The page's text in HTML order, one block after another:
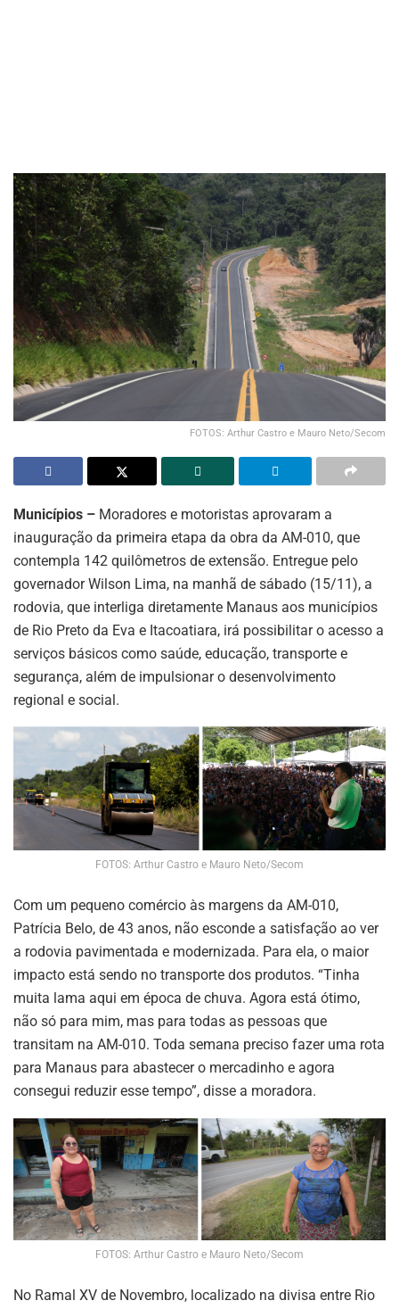
FOTOS: Arthur Castro e Mauro Neto/Secom
Municípios – Moradores e motoristas aprovaram a
inauguração da primeira etapa da obra da AM-010, que
contempla 142 quilômetros de extensão. Entregue pelo
governador Wilson Lima, na manhã de sábado (15/11), a
rodovia, que interliga diretamente Manaus aos municípios
de Rio Preto da Eva e Itacoatiara, irá possibilitar o acesso a
serviços básicos como saúde, educação, transporte e
segurança, além de impulsionar o desenvolvimento
regional e social.
FOTOS: Arthur Castro e Mauro Neto/Secom
Com um pequeno comércio às margens da AM-010,
Patrícia Belo, de 43 anos, não esconde a satisfação ao ver
a rodovia pavimentada e modernizada. Para ela, o maior
impacto está sendo no transporte dos produtos. “Tinha
muita lama aqui em época de chuva. Agora está ótimo,
não só para mim, mas para todas as pessoas que
transitam na AM-010. Toda semana preciso fazer uma rota
para Manaus para abastecer o mercadinho e agora
consegui reduzir esse tempo”, disse a moradora.
FOTOS: Arthur Castro e Mauro Neto/Secom
No Ramal XV de Novembro, localizado na divisa entre Rio